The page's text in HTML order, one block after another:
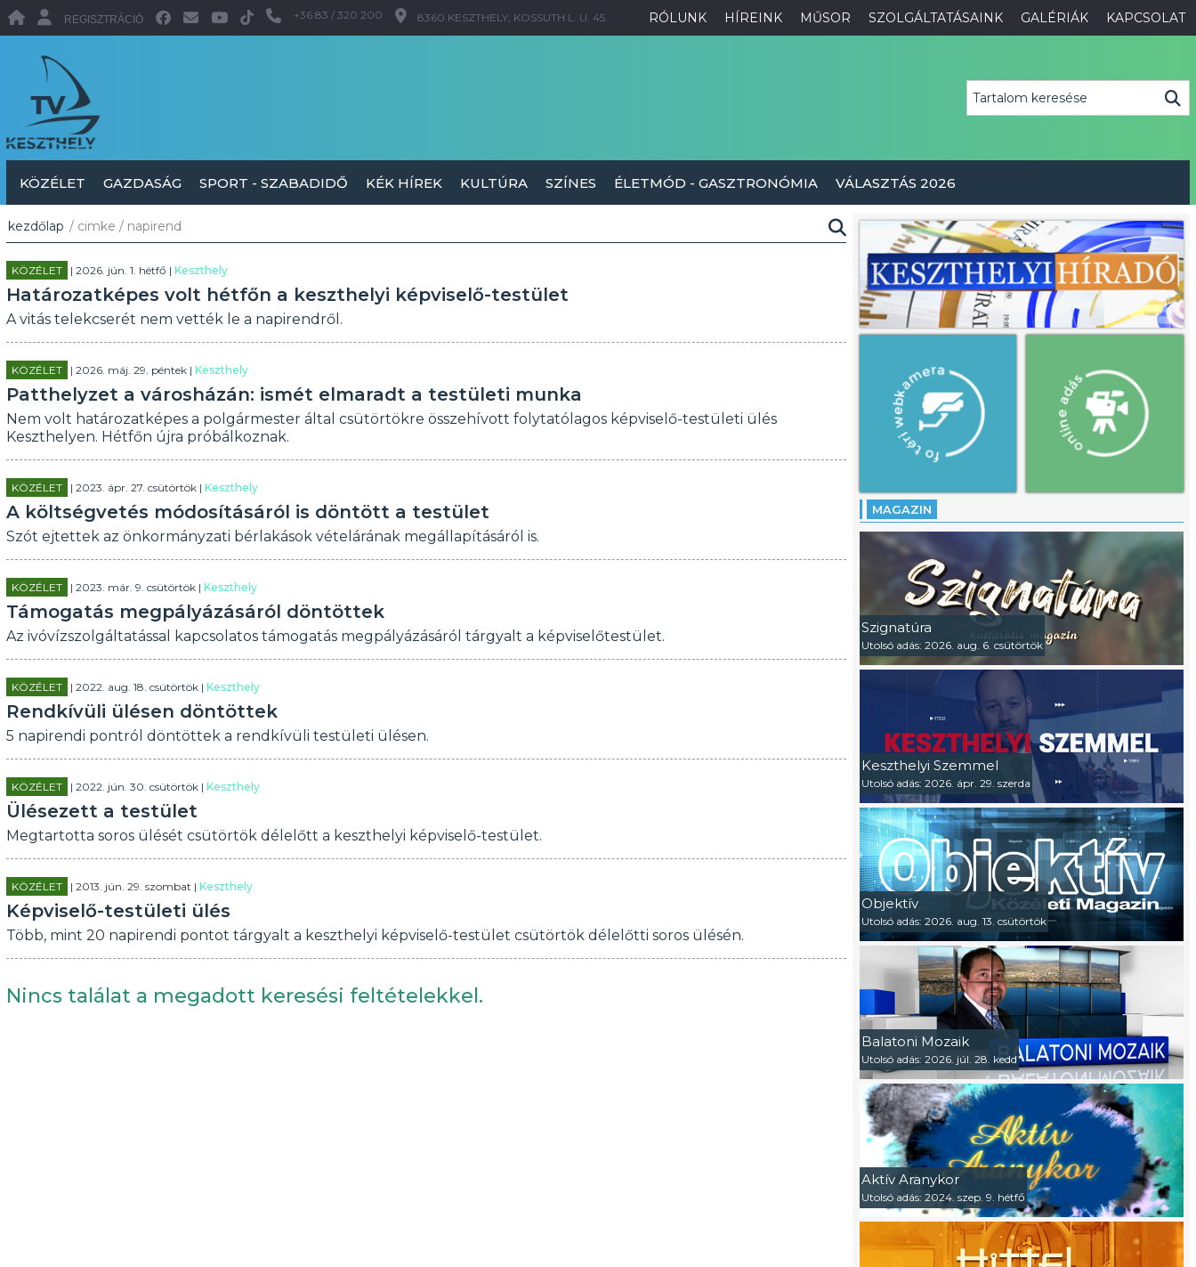
RÓLUNK HÍREINK MŰSOR SZOLGÁLTATÁSAINK GALÉRIÁK KAPCSOLAT
REGISZTRÁCIÓ +36 83 / 320 200 8360 KESZTHELY, KOSSUTH L. U. 45.
KÖZÉLET GAZDASÁG SPORT - SZABADIDŐ KÉK HÍREK KULTÚRA SZÍNES ÉLETMÓD - GASZTRONÓMIA VÁLASZTÁS 2026
kezdőlap / cimke / napirend
KÖZÉLET | 2026. jún. 1. hétfő | Keszthely
Határozatképes volt hétfőn a keszthelyi képviselő-testület
A vitás telekcserét nem vették le a napirendről.
KÖZÉLET | 2026. máj. 29. péntek | Keszthely
Patthelyzet a városházán: ismét elmaradt a testületi munka
Nem volt határozatképes a polgármester által csütörtökre összehívott folytatólagos képviselő-testületi ülés
Keszthelyen. Hétfőn újra próbálkoznak.
KÖZÉLET | 2023. ápr. 27. csütörtök | Keszthely
A költségvetés módosításáról is döntött a testület
Szót ejtettek az önkormányzati bérlakások vételárának megállapításáról is.
KÖZÉLET | 2023. már. 9. csütörtök | Keszthely
Támogatás megpályázásáról döntöttek
Az ivóvízszolgáltatással kapcsolatos támogatás megpályázásáról tárgyalt a képviselőtestület.
KÖZÉLET | 2022. aug. 18. csütörtök | Keszthely
Rendkívüli ülésen döntöttek
5 napirendi pontról döntöttek a rendkívüli testületi ülésen.
KÖZÉLET | 2022. jún. 30. csütörtök | Keszthely
Ülésezett a testület
Megtartotta soros ülését csütörtök délelőtt a keszthelyi képviselő-testület.
KÖZÉLET | 2013. jún. 29. szombat | Keszthely
Képviselő-testületi ülés
Több, mint 20 napirendi pontot tárgyalt a keszthelyi képviselő-testület csütörtök délelőtti soros ülésén.
Nincs találat a megadott keresési feltételekkel.
MAGAZIN
Szignatúra
Utolsó adás: 2026. aug. 6. csütörtök
Keszthelyi Szemmel
Utolsó adás: 2026. ápr. 29. szerda
Objektív
Utolsó adás: 2026. aug. 13. csütörtök
Balatoni Mozaik
Utolsó adás: 2026. júl. 28. kedd
Aktív Aranykor
Utolsó adás: 2024. szep. 9. hétfő